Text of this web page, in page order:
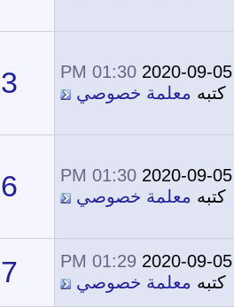
2020-09-05
01:30 PM
كتبه معلمة خصوصي 3
2020-09-05
01:30 PM
كتبه معلمة خصوصي 6
2020-09-05
01:29 PM
كتبه معلمة خصوصي 7